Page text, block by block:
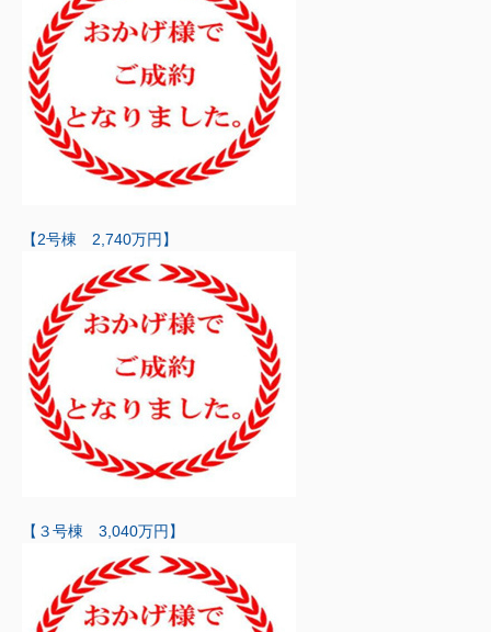
【2号棟 2,740万円】
【３号棟 3,040万円】